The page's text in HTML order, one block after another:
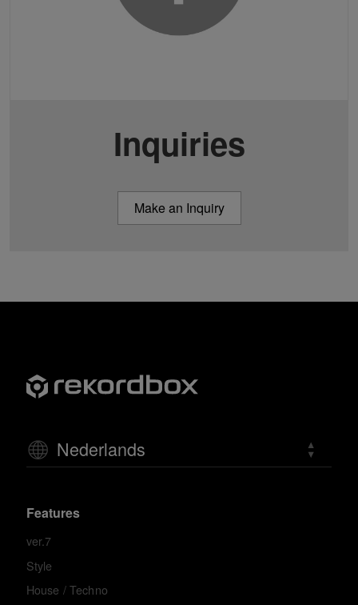
Inquiries
Make an Inquiry
Nederlands
Features
ver.7
Style
House / Techno